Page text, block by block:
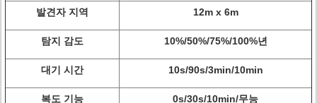
발견자 지역 12m x 6m
탐지 감도 10%/50%/75%/100%년
대기 시간 10s/90s/3min/10min
복도 기능 0s/30s/10min/무능